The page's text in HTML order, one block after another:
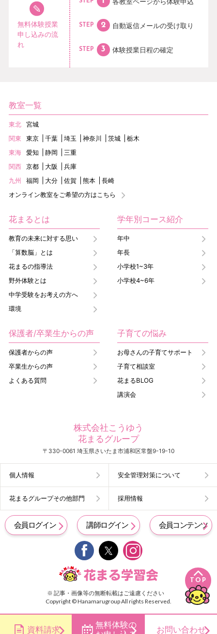
無料体験授業
申し込みの流
れ
STEP 自動返信メールの受け取り
STEP 体験授業日程の確定
TOP
教室一覧
東北
宮城
関東
東京 千葉 埼玉 神奈川 茨城
栃木
東海
愛知 静岡
三重
関西
京都 大阪
兵庫
九州
福岡 大分 佐賀 熊本
長崎
オンライン教室をご希望の方はこちら
花まるとは
教育の未来に対する思い
「算数脳」とは
花まるの指導法
野外体験とは
中学受験をお考えの方へ
環境
学年別コース紹介
年中
年長
小学校1~3年
小学校4~6年
保護者/卒業生からの声
保護者からの声
卒業生からの声
よくある質問
子育ての悩み
お母さんの子育てサポート
子育て相談室
花まるBLOG
講演会
株式会社こうゆう
花まるグループ
〒330-0061 埼玉県さいたま市浦和区常盤9-19-10
個人情報 安全管理対策について
花まるグループその他部門 採用情報
会員ログイン 講師ログイン 会員コンテンツ
 
※ 記事・画像等の無断転載はご遠慮ください
Copyright © Hanamarugroup All rights Reserved.
資料請求
無料体験の
お問い合わせ